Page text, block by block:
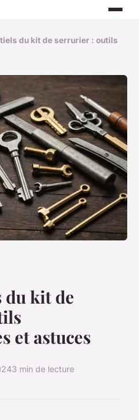
du kit de serrurier : outils
du kit de
et astuces
3 min de lecture